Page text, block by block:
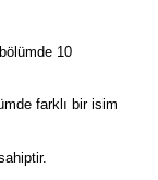
10
farklı bir isim